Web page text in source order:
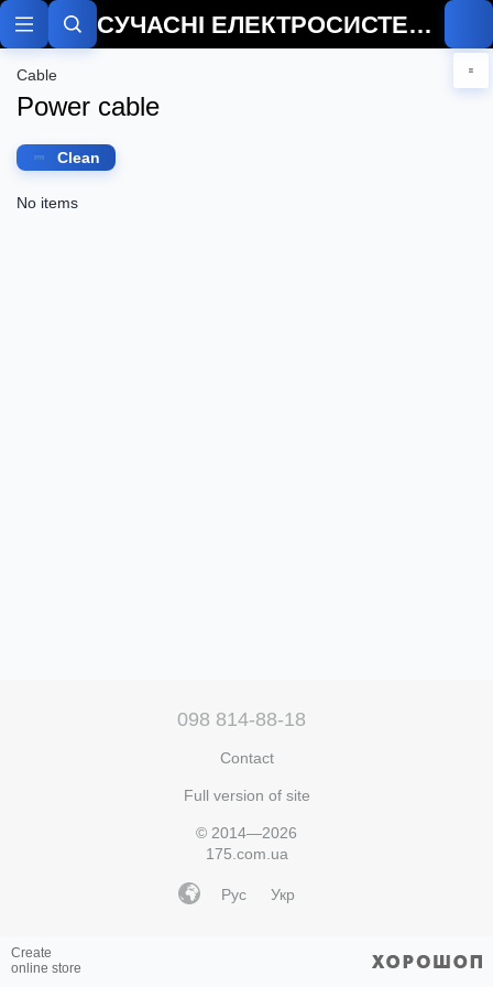
Cable
Power cable
Clean
No items
098 814-88-18
Contact
Full version of site
© 2014—2026
175.com.ua
Рус Укр
Create
online store
СУЧАСНІ ЕЛЕКТРОСИСТЕМИ